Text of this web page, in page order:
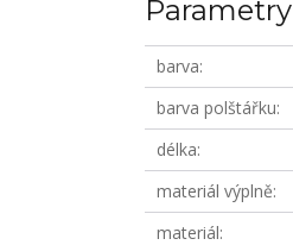
Parametry
barva
barva polštářku
délka
materiál výplně
materiál